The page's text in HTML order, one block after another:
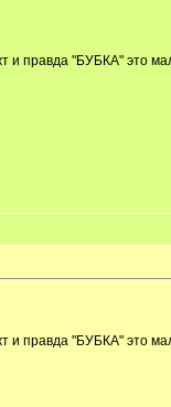
и правда "БУБКА" это
и правда "БУБКА" это